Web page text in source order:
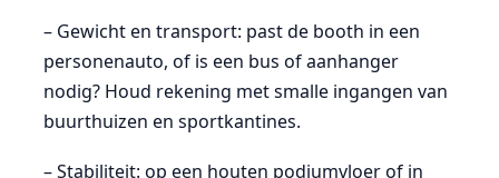
– Gewicht en transport: past de booth in een
personenauto, of is een bus of aanhanger
nodig? Houd rekening met smalle ingangen van
buurthuizen en sportkantines.
– Stabiliteit: op een houten podiumvloer of in